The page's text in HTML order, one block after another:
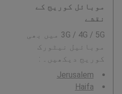
موبائل کوریج کے
نقشے
3G / 4G / 5G میں بھی
موبائیل نیٹورک
کوریج دیکھیں۔ :
Jerusalem
Haifa